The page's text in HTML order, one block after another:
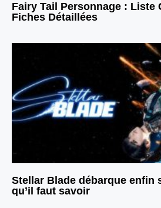
Fairy Tail Personnage : Liste
Fiches Détaillées
Stellar Blade débarque enfin
qu’il faut savoir